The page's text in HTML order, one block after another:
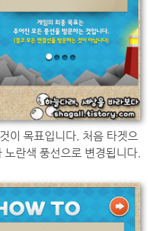
이 목표입니다. 처음 타겟으
란색 풍선으로 변경됩니다.